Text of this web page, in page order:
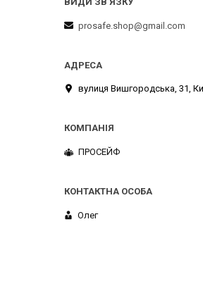
prosafe.shop@gmail.com
вулиця Вишгородська, 31,
ПРОСЕЙФ
Олег